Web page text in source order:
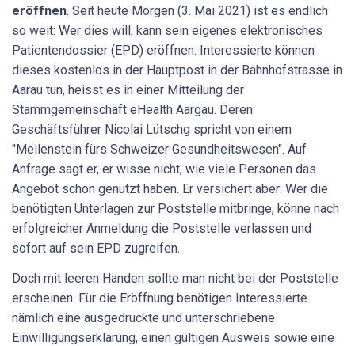
eröffnen. Seit heute Morgen (3. Mai 2021) ist es endlich
so weit: Wer dies will, kann sein eigenes elektronisches
Patientendossier (EPD) eröffnen. Interessierte können
dieses kostenlos in der Hauptpost in der Bahnhofstrasse in
Aarau tun, heisst es in einer Mitteilung der
Stammgemeinschaft eHealth Aargau. Deren
Geschäftsführer Nicolai Lütschg spricht von einem
"Meilenstein fürs Schweizer Gesundheitswesen". Auf
Anfrage sagt er, er wisse nicht, wie viele Personen das
Angebot schon genutzt haben. Er versichert aber: Wer die
benötigten Unterlagen zur Poststelle mitbringe, könne nach
erfolgreicher Anmeldung die Poststelle verlassen und
sofort auf sein EPD zugreifen.
Doch mit leeren Händen sollte man nicht bei der Poststelle
erscheinen. Für die Eröffnung benötigen Interessierte
nämlich eine ausgedruckte und unterschriebene
Einwilligungserklärung, einen gültigen Ausweis sowie eine